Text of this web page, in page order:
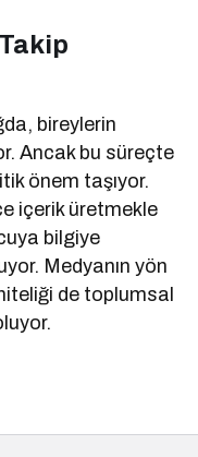
bireylerin
Ancak bu süreçte
önem taşıyor.
içerik üretmekle
bilgiye
Medyanın yön
de toplumsal